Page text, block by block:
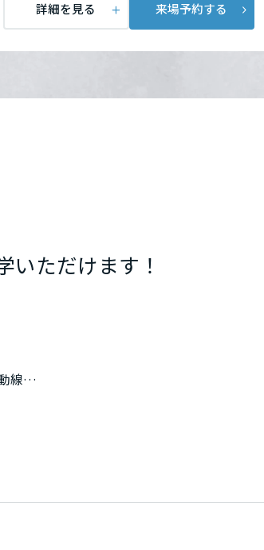
詳細を見る 来場予約する
いただけます！
線
がり効率の良い動線